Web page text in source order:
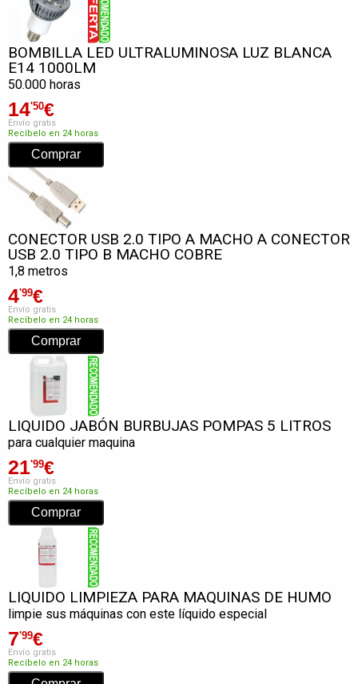
BOMBILLA LED ULTRALUMINOSA LUZ BLANCA
E14 1000LM
50.000 horas
14'50€
Envío gratis
Recíbelo en 24 horas
CONECTOR USB 2.0 TIPO A MACHO A CONECTOR
USB 2.0 TIPO B MACHO COBRE
1,8 metros
4'99€
Envío gratis
Recíbelo en 24 horas
LIQUIDO JABÓN BURBUJAS POMPAS 5 LITROS
para cualquier maquina
21'99€
Envío gratis
Recíbelo en 24 horas
LIQUIDO LIMPIEZA PARA MAQUINAS DE HUMO
limpie sus máquinas con este líquido especial
7'99€
Envío gratis
Recíbelo en 24 horas